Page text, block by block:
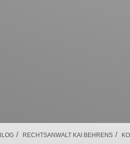
/ RECHTSANWALT KAI BEHRENS /